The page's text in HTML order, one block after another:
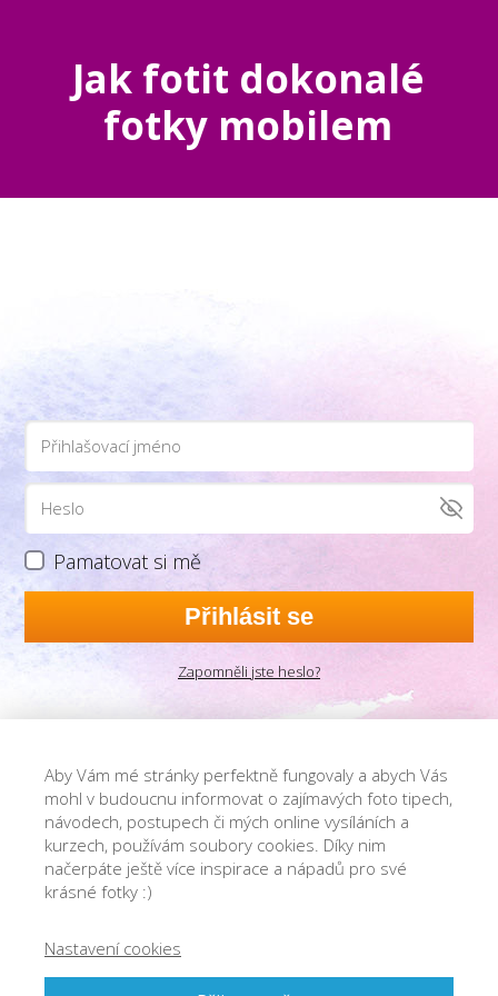
Jak fotit dokonalé
fotky mobilem
Pamatovat si mě
Přihlásit se
Zapomněli jste heslo?
© 2013-2021 Josef Cvrček - O focení. Jednoduše.
Aby Vám mé stránky perfektně fungovaly a abych Vás
mohl v budoucnu informovat o zajímavých foto tipech,
návodech, postupech či mých online vysíláních a
kurzech, používám soubory cookies. Díky nim
načerpáte ještě více inspirace a nápadů pro své
krásné fotky :)
Nastavení cookies